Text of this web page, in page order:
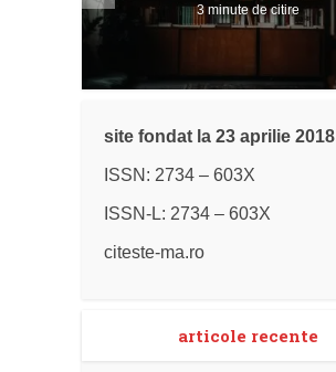
3 minute de citire
site fondat la 23 aprilie 2018
ISSN: 2734 – 603X
ISSN-L: 2734 – 603X
citeste-ma.ro
articole recente